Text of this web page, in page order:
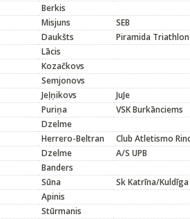
Berkis
Misjuns
SEB
Daukšts
Piramida
Lācis
Kozačkovs
Semjonovs
Jeļņikovs
JuJe
Puriņa
VSK Burkānciems
Dzelme
Herrero-Beltran
Club Atletismo
Dzelme
A/S UPB
Banders
Sūna
Sk Katrīna/Kuldīga
Apinis
Stūrmanis